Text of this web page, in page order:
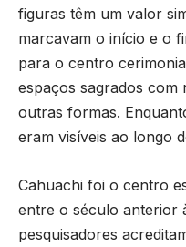
figuras têm um valor
marcavam o início e o
para o centro
espaços sagrados com
outras formas.
eram visíveis ao longo
Cahuachi foi o centro
entre o século anterior
pesquisadores